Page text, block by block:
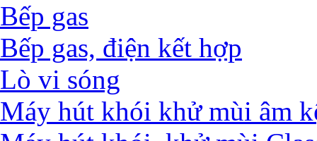
Bếp gas
Bếp gas, điện kết hợp
Lò vi sóng
Máy hút khói khử mùi âm